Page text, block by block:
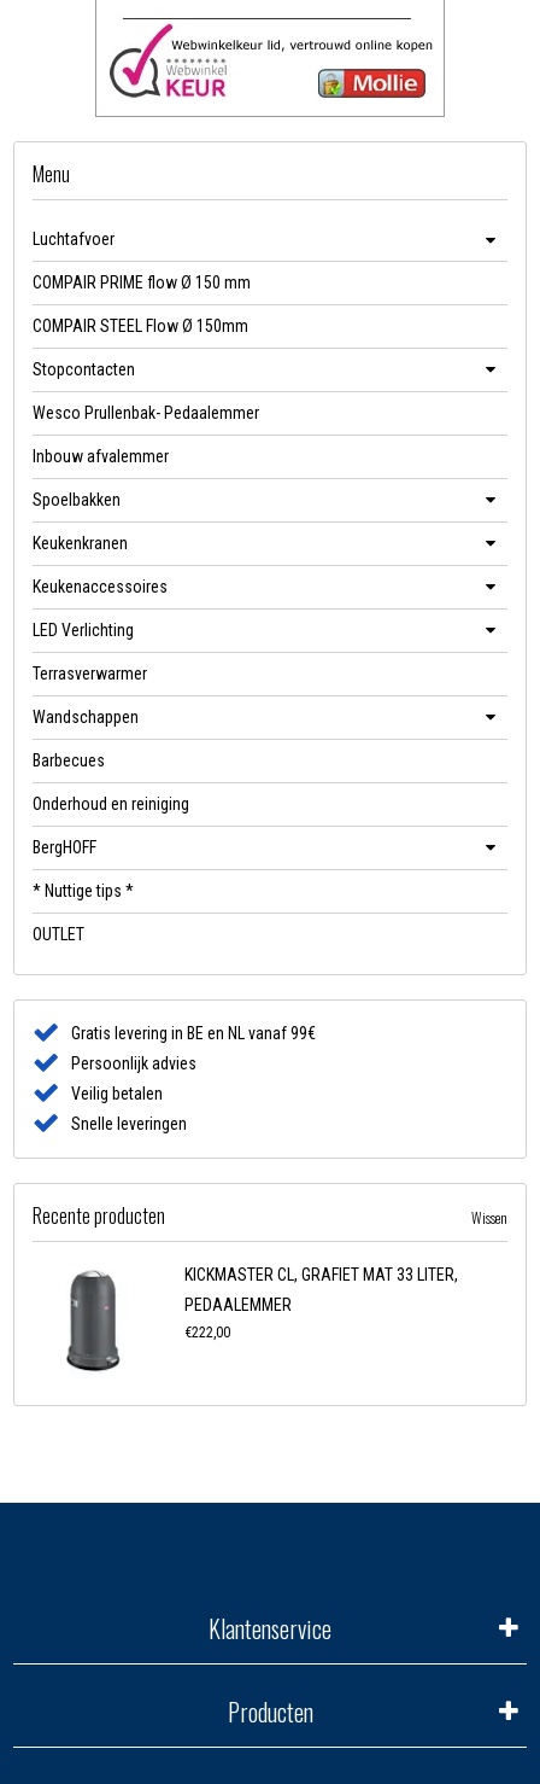
Menu
Luchtafvoer
COMPAIR PRIME flow Ø 150 mm
COMPAIR STEEL Flow Ø 150mm
Stopcontacten
Wesco Prullenbak- Pedaalemmer
Inbouw afvalemmer
Spoelbakken
Keukenkranen
Keukenaccessoires
LED Verlichting
Terrasverwarmer
Wandschappen
Barbecues
Onderhoud en reiniging
BergHOFF
* Nuttige tips *
OUTLET
Gratis levering in BE en NL vanaf 99€
Persoonlijk advies
Veilig betalen
Snelle leveringen
Recente producten Wissen
KICKMASTER CL, GRAFIET MAT 33 LITER,
PEDAALEMMER
€222,00
Klantenservice
Producten